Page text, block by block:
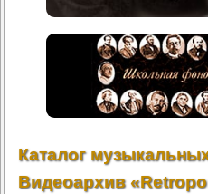
Каталог
Видеоархив